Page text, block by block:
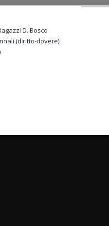
D. Bosco
(diritto-dovere)